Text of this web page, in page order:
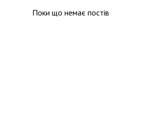
Поки що немає постів